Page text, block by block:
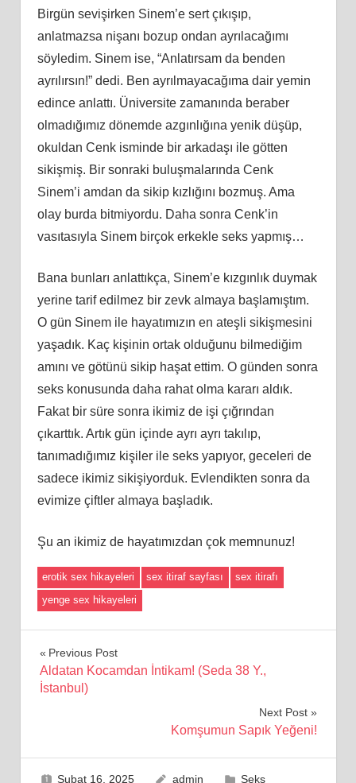
Birgün sevişirken Sinem’e sert çıkışıp,
anlatmazsa nişanı bozup ondan ayrılacağımı
söyledim. Sinem ise, “Anlatırsam da benden
ayrılırsın!” dedi. Ben ayrılmayacağıma dair yemin
edince anlattı. Üniversite zamanında beraber
olmadığımız dönemde azgınlığına yenik düşüp,
okuldan Cenk isminde bir arkadaşı ile götten
sikişmiş. Bir sonraki buluşmalarında Cenk
Sinem’i amdan da sikip kızlığını bozmuş. Ama
olay burda bitmiyordu. Daha sonra Cenk’in
vasıtasıyla Sinem birçok erkekle seks yapmış…
Bana bunları anlattıkça, Sinem’e kızgınlık duymak
yerine tarif edilmez bir zevk almaya başlamıştım.
O gün Sinem ile hayatımızın en ateşli sikişmesini
yaşadık. Kaç kişinin ortak olduğunu bilmediğim
amını ve götünü sikip haşat ettim. O günden sonra
seks konusunda daha rahat olma kararı aldık.
Fakat bir süre sonra ikimiz de işi çığrından
çıkarttık. Artık gün içinde ayrı ayrı takılıp,
tanımadığımız kişiler ile seks yapıyor, geceleri de
sadece ikimiz sikişiyorduk. Evlendikten sonra da
evimize çiftler almaya başladık.
Şu an ikimiz de hayatımızdan çok memnunuz!
erotik sex hikayeleri sex itiraf sayfası
sex itirafı
yenge sex hikayeleri
Yazı
gezinmesi
Previous Post
Aldatan Kocamdan İntikam! (Seda 38 Y.,
İstanbul)
Next Post
Komşumun Sapık Yeğeni!
Şubat 16, 2025 admin Seks